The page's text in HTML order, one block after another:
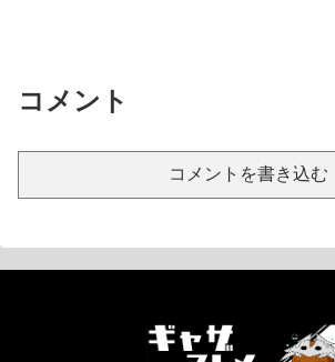
コメント
コメントを書き込む